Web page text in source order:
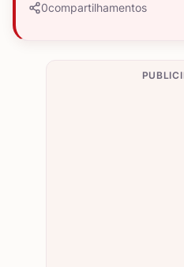
0compartilhamentos